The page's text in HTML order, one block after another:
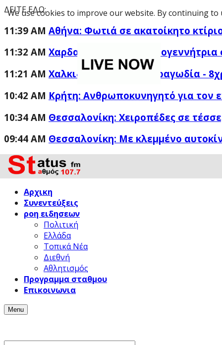
ΔΕΙΤΕ ΕΔΩ:
11:39 AM Αθήνα: Φωτιά σε ακατοίκητο
11:32 AM Χαρδαλιάς: Καμία ανεμογεννήτρια
11:21 AM Χαλκιδική: Παρολίγο τραγωδία -
10:42 AM Κρήτη: Ανθρωποκυνηγητό για τον
10:34 AM Θεσσαλονίκη: Χειροπέδες σε
09:44 AM Θεσσαλονίκη: Με κλεμμένο
Αρχικη
Συνεντεύξεις
ροη ειδησεων
Πολιτική
Ελλάδα
Τοπικά Νέα
Διεθνή
Αθλητισμός
Προγραμμα σταθμου
Επικοινωνια
Menu
We use cookies to improve our website. By continuing